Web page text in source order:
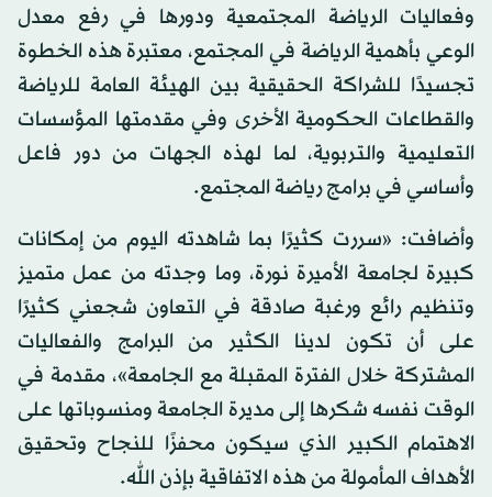
وفعاليات الرياضة المجتمعية ودورها في رفع معدل
الوعي بأهمية الرياضة في المجتمع، معتبرة هذه الخطوة
تجسيدًا للشراكة الحقيقية بين الهيئة العامة للرياضة
والقطاعات الحكومية الأخرى وفي مقدمتها المؤسسات
التعليمية والتربوية، لما لهذه الجهات من دور فاعل
وأساسي في برامج رياضة المجتمع.
وأضافت: «سررت كثيرًا بما شاهدته اليوم من إمكانات
كبيرة لجامعة الأميرة نورة، وما وجدته من عمل متميز
وتنظيم رائع ورغبة صادقة في التعاون شجعني كثيرًا
على أن تكون لدينا الكثير من البرامج والفعاليات
المشتركة خلال الفترة المقبلة مع الجامعة»، مقدمة في
الوقت نفسه شكرها إلى مديرة الجامعة ومنسوباتها على
الاهتمام الكبير الذي سيكون محفزًا للنجاح وتحقيق
الأهداف المأمولة من هذه الاتفاقية بإذن الله.